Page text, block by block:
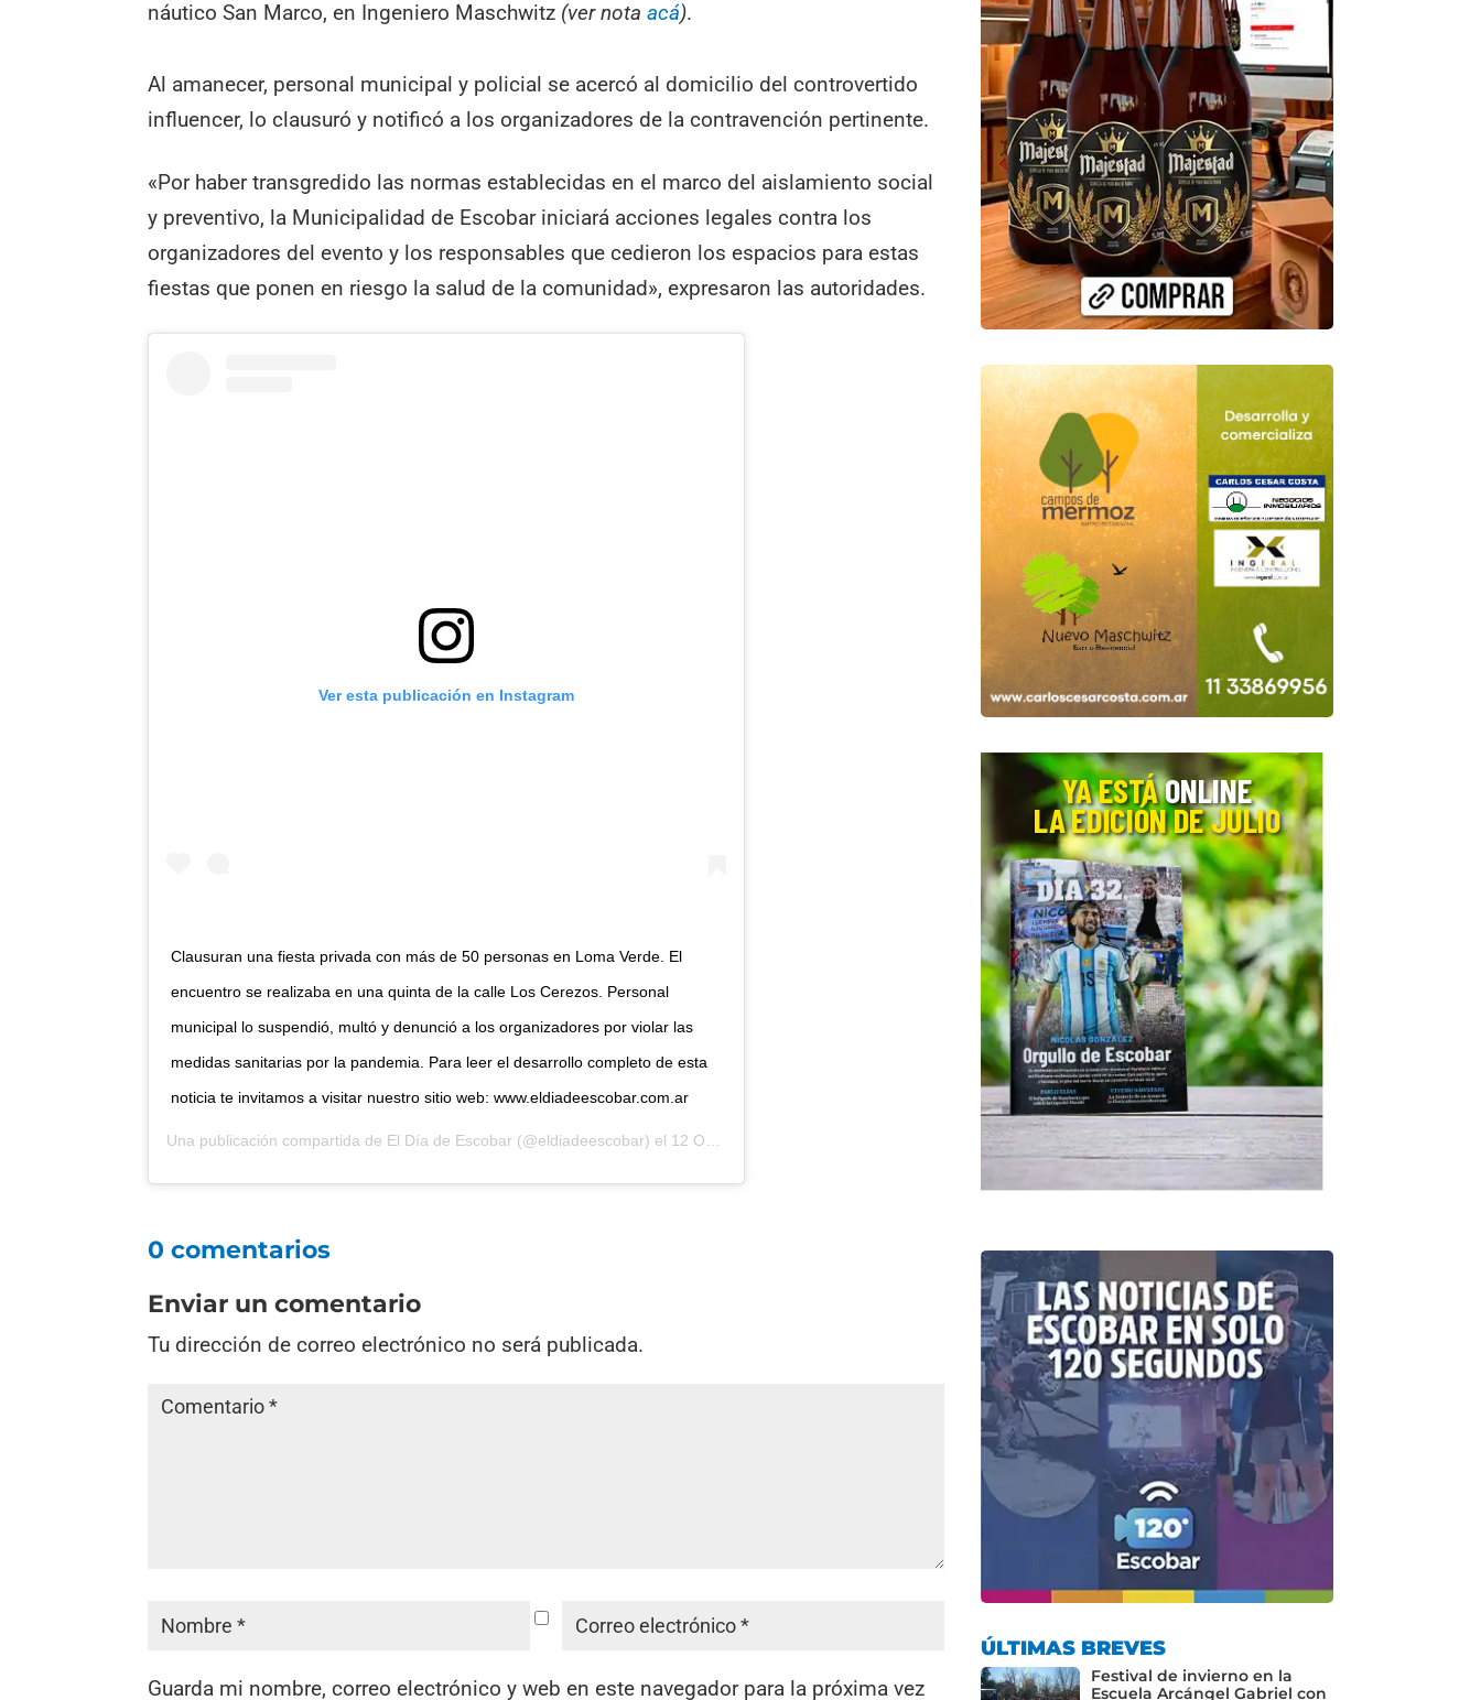
náutico San Marco, en Ingeniero Maschwitz (ver nota acá).
Al amanecer, personal municipal y policial se acercó al domicilio del controvertido
influencer, lo clausuró y notificó a los organizadores de la contravención pertinente.
«Por haber transgredido las normas establecidas en el marco del aislamiento social
y preventivo, la Municipalidad de Escobar iniciará acciones legales contra los
organizadores del evento y los responsables que cedieron los espacios para estas
fiestas que ponen en riesgo la salud de la comunidad», expresaron las autoridades.
Ver esta publicación en Instagram
Clausuran una fiesta privada con más de 50 personas en Loma Verde. El
encuentro se realizaba en una quinta de la calle Los Cerezos. Personal
municipal lo suspendió, multó y denunció a los organizadores por violar las
medidas sanitarias por la pandemia. Para leer el desarrollo completo de esta
noticia te invitamos a visitar nuestro sitio web: www.eldiadeescobar.com.ar
Una publicación compartida de El Día de Escobar (@eldiadeescobar) el 12 Oct, 2020 a las 2:34 PDT
0 comentarios
Enviar un comentario
Tu dirección de correo electrónico no será publicada.
Guarda mi nombre, correo electrónico y web en este navegador para la próxima vez
ÚLTIMAS BREVES
Festival de invierno en la
Escuela Arcángel Gabriel con